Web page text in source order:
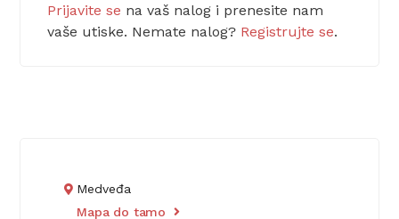
Prijavite se na vaš nalog i prenesite nam
vaše utiske. Nemate nalog? Registrujte se.
Medveđa
Mapa do tamo